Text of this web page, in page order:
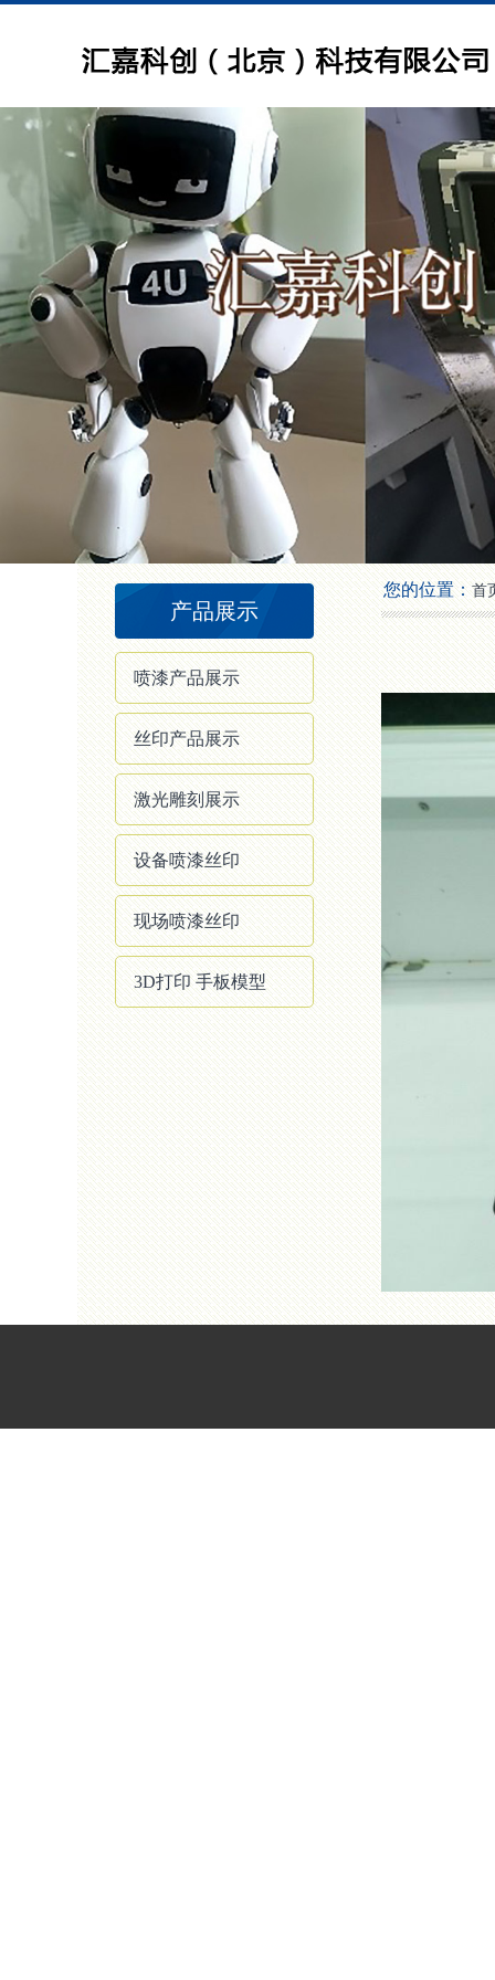
产品展示
喷漆产品展示
丝印产品展示
激光雕刻展示
设备喷漆丝印
现场喷漆丝印
3D打印 手板模型
您的位置：首